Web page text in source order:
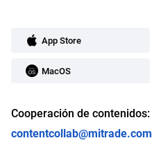
App Store
MacOS
Cooperación de contenidos:
contentcollab@mitrade.com